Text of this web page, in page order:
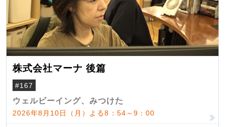
株式会社マーナ 後篇
#167
ウェルビーイング、みつけた
2026年8月10日（月）よる8：54～9：00